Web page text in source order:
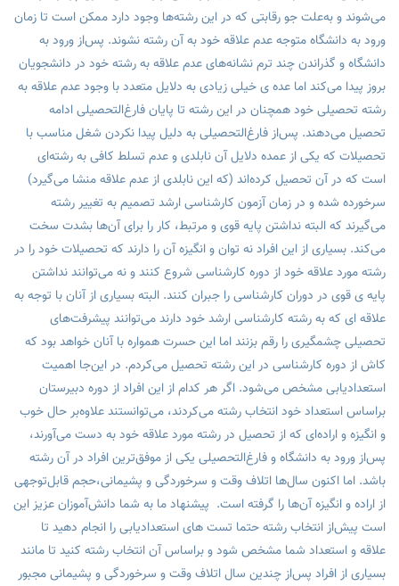
می‌شوند و به‌علت جو رقابتی که در این رشته‌ها وجود دارد ممکن است تا زمان
ورود به دانشگاه متوجه عدم علاقه خود به آن رشته نشوند. پس‌از ورود به
دانشگاه و گذراندن چند ترم نشانه‌های عدم علاقه به رشته خود در دانشجویان
بروز پیدا می‌کند اما عده ی خیلی زیادی به دلایل متعدد با وجود عدم علاقه به
رشته تحصیلی خود همچنان در این رشته تا پایان فارغ‌التحصیلی ادامه
تحصیل می‌دهند. پس‌از فارغ‌التحصیلی به دلیل پیدا نکردن شغل مناسب با
تحصیلات که یکی از عمده دلایل آن نابلدی و عدم تسلط کافی به رشته‌ای
است که در آن تحصیل کرده‌اند (که این نابلدی از عدم علاقه منشا می‌گیرد)
سرخورده شده و در زمان آزمون کارشناسی ارشد تصمیم به تغییر رشته
می‌گیرند که البته نداشتن پایه قوی و مرتبط، کار را برای آن‌ها بشدت سخت
می‌کند. بسیاری از این افراد نه توان و انگیزه آن را دارند که تحصیلات خود را در
رشته مورد علاقه خود از دوره کارشناسی شروع کنند و نه می‌توانند نداشتن
پایه ی قوی در دوران کارشناسی را جبران کنند. البته بسیاری از آنان با توجه به
علاقه ای که به رشته کارشناسی ارشد خود دارند می‌توانند پیشرفت‌های
تحصیلی چشمگیری را رقم بزنند اما این حسرت همواره با آنان خواهد بود که
کاش از دوره کارشناسی در این رشته تحصیل می‌کردم. در این‌جا اهمیت
استعدادیابی مشخص می‌شود. اگر هر کدام از این افراد از دوره دبیرستان
براساس استعداد خود انتخاب رشته می‌کردند، می‌توانستند علاوه‌بر حال خوب
و انگیزه و اراده‌ای که از تحصیل در رشته مورد علاقه خود به دست می‌آورند،
پس‌از ورود به دانشگاه و فارغ‌التحصیلی یکی از موفق‌ترین افراد در آن رشته
باشد. اما اکنون سال‌ها اتلاف وقت و سرخوردگی و پشیمانی،حجم قابل‌توجهی
از اراده و انگیزه آن‌ها را گرفته است. پیشنهاد ما به شما دانش‌آموزان عزیز این
است پیش‌از انتخاب رشته حتما تست های استعدادیابی را انجام دهید تا
علاقه و استعداد شما مشخص شود و براساس آن انتخاب رشته کنید تا مانند
بسیاری از افراد پس‌از چندین سال اتلاف وقت و سرخوردگی و پشیمانی مجبور